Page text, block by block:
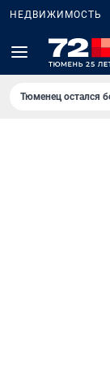
НЕДВИЖИМОСТЬ
Тюменец остался